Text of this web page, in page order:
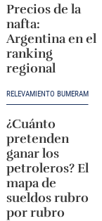
Precios de la
nafta:
Argentina en el
ranking
regional
RELEVAMIENTO BUMERAM
¿Cuánto
pretenden
ganar los
petroleros? El
mapa de
sueldos rubro
por rubro